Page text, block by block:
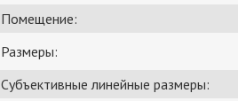
Помещение:
Размеры:
Субъективные линейные размеры: